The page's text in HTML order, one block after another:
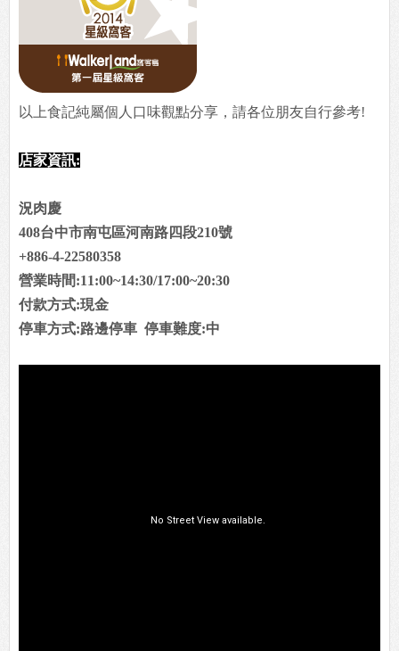
以上食記純屬個人口味觀點分享，請各位朋友自行參考!
店家資訊:
況肉慶
408台中市南屯區河南路四段210號
+886-4-22580358
營業時間:11:00~14:30/17:00~20:30
付款方式:現金
停車方式:路邊停車 停車難度:中